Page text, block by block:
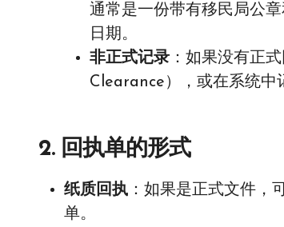
通常是一份带有移民局公
日期。
非正式记录 ：如果没有正
Clearance），或在系统中
2. 回执单的形式
纸质回执 ：如果是正式文件，
单。